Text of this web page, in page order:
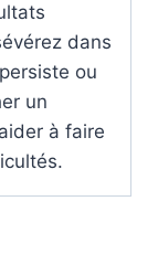
dans
ou
un
à faire